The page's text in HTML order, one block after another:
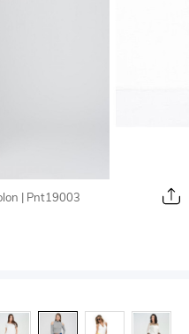
| Pnt19003